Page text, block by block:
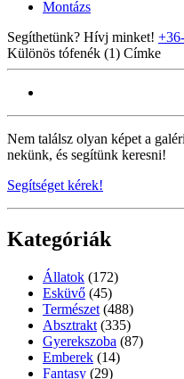
Montázs
Segíthetünk? Hívj minket!
Különös tófenék (1) Címke
Nem találsz olyan képet a
nekünk, és segítünk keresni!
Segítséget kérek!
Kategóriák
Állatok (172)
Esküvő (45)
Természet (488)
Absztrakt (335)
Gyerekszoba (87)
Emberek (14)
Fantasy (29)